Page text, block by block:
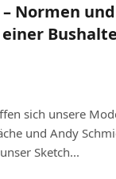
– Normen
sich unsere
und Andy
Sketch...